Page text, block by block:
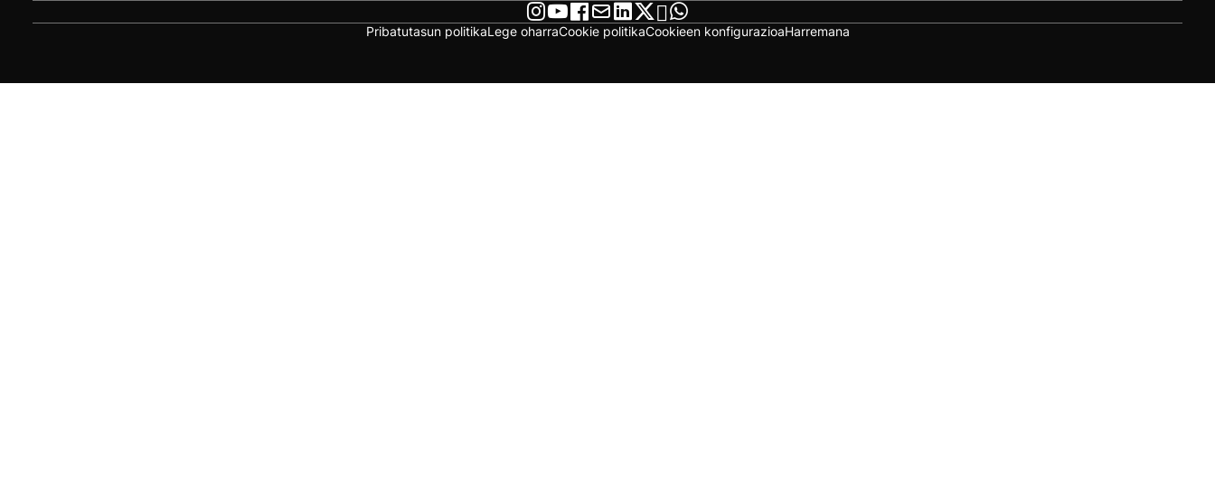
Pribatutasun politikaLege oharraCookie politikaCookieen konfigurazioaHarremana